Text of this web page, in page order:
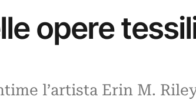
opere
l’artista Erin M.